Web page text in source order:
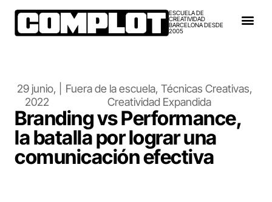
ESCUELA DE
CREATIVIDAD
BARCELONA DESDE
2005
29 junio,
2022
Fuera de la escuela,Técnicas Creativas,
Creatividad Expandida
Branding vs Performance,
la batalla por lograr una
comunicación efectiva